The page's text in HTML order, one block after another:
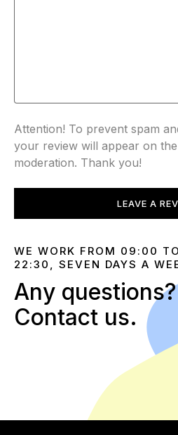
Attention! To prevent spam
your review will appear on
moderation. Thank you!
LEAVE A
WE WORK FROM 09:00 TO
22:30, SEVEN DAYS A
Any questions?
Contact us.